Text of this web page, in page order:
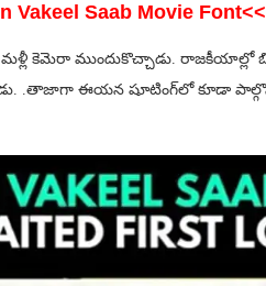
Vakeel Saab Movie
మళ్లీ కెమెరా ముందుకొచ్చాడు.
.తాజాగా ఈయన షూటింగ్‌లో కూడా